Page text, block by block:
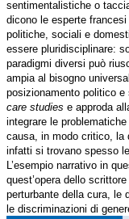
sentimentalistiche o
dicono le esperte
politiche, sociali e
essere pluridisciplinare:
paradigmi diversi può
ampia al bisogno
posizionamento politico
care studies e approda
integrare le
causa, in modo critico, la
infatti si trovano spesso
L’esempio narrativo in
quest’opera dello
perturbante della cura, le
le discriminazioni di